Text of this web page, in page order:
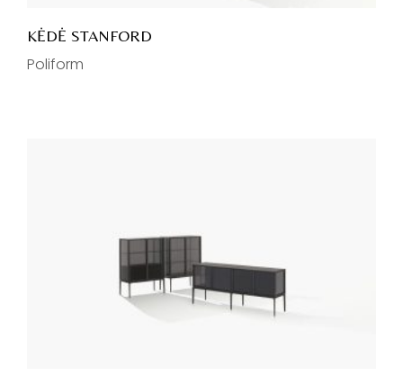
KĖDĖ STANFORD
Poliform